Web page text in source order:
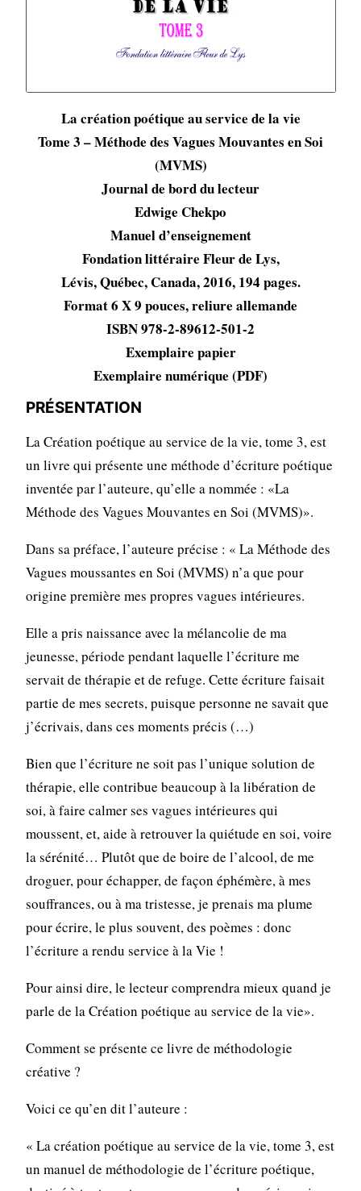
La création poétique au service de la vie
Tome 3 – Méthode des Vagues Mouvantes en Soi
(MVMS)
Journal de bord du lecteur
Edwige Chekpo
Manuel d’enseignement
Fondation littéraire Fleur de Lys,
Lévis, Québec, Canada, 2016, 194 pages.
Format 6 X 9 pouces, reliure allemande
ISBN 978-2-89612-501-2
Exemplaire papier
Exemplaire numérique (PDF)
PRÉSENTATION
La Création poétique au service de la vie, tome 3, est
un livre qui présente une méthode d’écriture poétique
inventée par l’auteure, qu’elle a nommée : «La
Méthode des Vagues Mouvantes en Soi (MVMS)».
Dans sa préface, l’auteure précise : « La Méthode des
Vagues moussantes en Soi (MVMS) n’a que pour
origine première mes propres vagues intérieures.
Elle a pris naissance avec la mélancolie de ma
jeunesse, période pendant laquelle l’écriture me
servait de thérapie et de refuge. Cette écriture faisait
partie de mes secrets, puisque personne ne savait que
j’écrivais, dans ces moments précis (…)
Bien que l’écriture ne soit pas l’unique solution de
thérapie, elle contribue beaucoup à la libération de
soi, à faire calmer ses vagues intérieures qui
moussent, et, aide à retrouver la quiétude en soi, voire
la sérénité… Plutôt que de boire de l’alcool, de me
droguer, pour échapper, de façon éphémère, à mes
souffrances, ou à ma tristesse, je prenais ma plume
pour écrire, le plus souvent, des poèmes : donc
l’écriture a rendu service à la Vie !
Pour ainsi dire, le lecteur comprendra mieux quand je
parle de la Création poétique au service de la vie».
Comment se présente ce livre de méthodologie
créative ?
Voici ce qu’en dit l’auteure :
« La création poétique au service de la vie, tome 3, est
un manuel de méthodologie de l’écriture poétique,